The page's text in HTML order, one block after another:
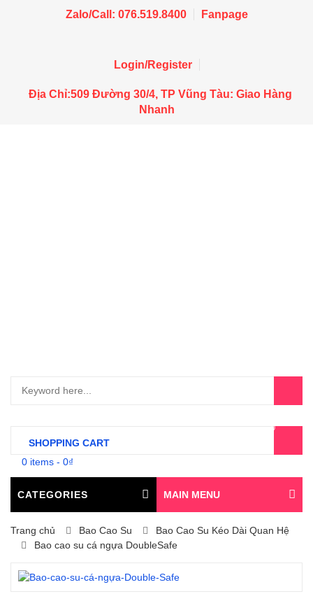
Zalo/Call: 076.519.8400 Fanpage
Login/Register
Địa Chỉ:509 Đường 30/4, TP Vũng Tàu: Giao Hàng
Nhanh
SHOPPING CART
0 items - 0₫
0
CATEGORIES MAIN MENU
Trang chủ Bao Cao Su
Bao Cao Su Kéo Dài Quan Hệ
Bao cao su cá ngựa DoubleSafe